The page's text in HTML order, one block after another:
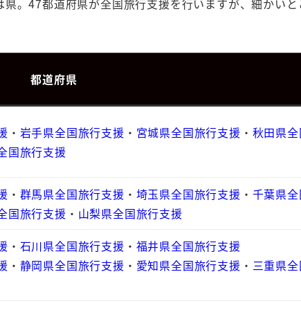
。47都道府県が全国旅行支援を行いますが、細かい
都道府県
・ 岩手県全国旅行支援 ・ 宮城県全国旅行支援 ・ 秋田県全
国旅行支援
・ 群馬県全国旅行支援 ・ 埼玉県全国旅行支援 ・ 千葉県全
国旅行支援 ・ 山梨県全国旅行支援
・ 石川県全国旅行支援 ・ 福井県全国旅行支援
・ 静岡県全国旅行支援 ・ 愛知県全国旅行支援 ・ 三重県